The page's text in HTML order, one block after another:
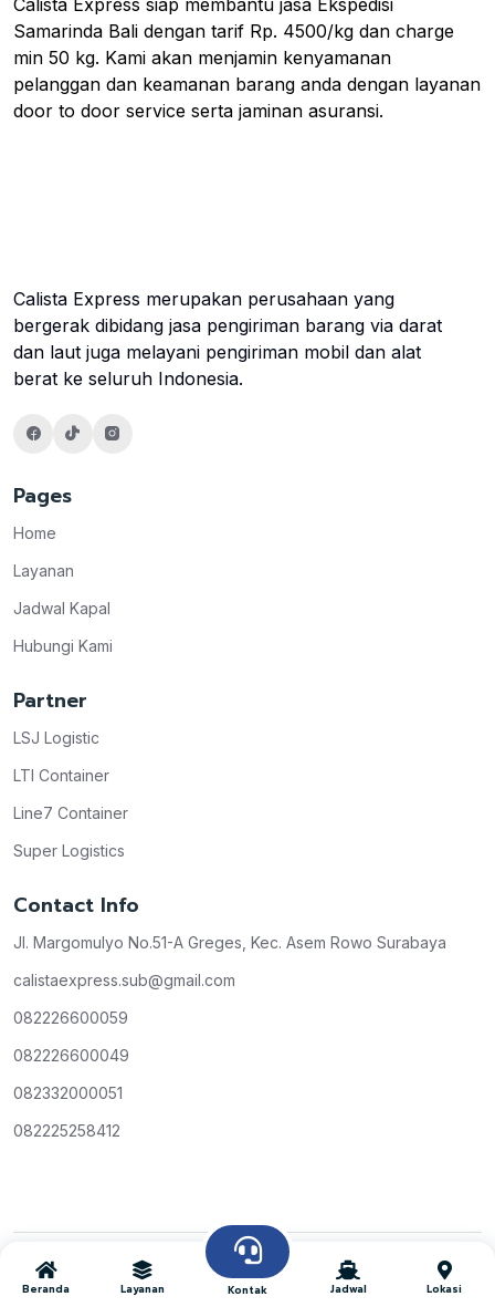
Samarinda Bali dengan tarif Rp. 4500/kg dan charge
min 50 kg. Kami akan menjamin kenyamanan
pelanggan dan keamanan barang anda dengan layanan
door to door service serta jaminan asuransi.
Calista Express merupakan perusahaan yang
bergerak dibidang jasa pengiriman barang via darat
dan laut juga melayani pengiriman mobil dan alat
berat ke seluruh Indonesia.
Pages
Home
Layanan
Jadwal Kapal
Hubungi Kami
Partner
LSJ Logistic
LTI Container
Line7 Container
Super Logistics
Contact Info
Jl. Margomulyo No.51-A Greges, Kec. Asem Rowo Surabaya
calistaexpress.sub@gmail.com
082226600059
082226600049
082332000051
082225258412
Copyright © Calista Express 2026 All Rights Reserved
Beranda Layanan Kontak Jadwal Lokasi